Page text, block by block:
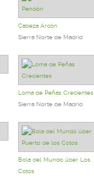
Cabeza Arcón
Sierra Norte de Madrid
Loma de Peñas Crecientes
Sierra Norte de Madrid
Bola del Mundo über Los
Cotos